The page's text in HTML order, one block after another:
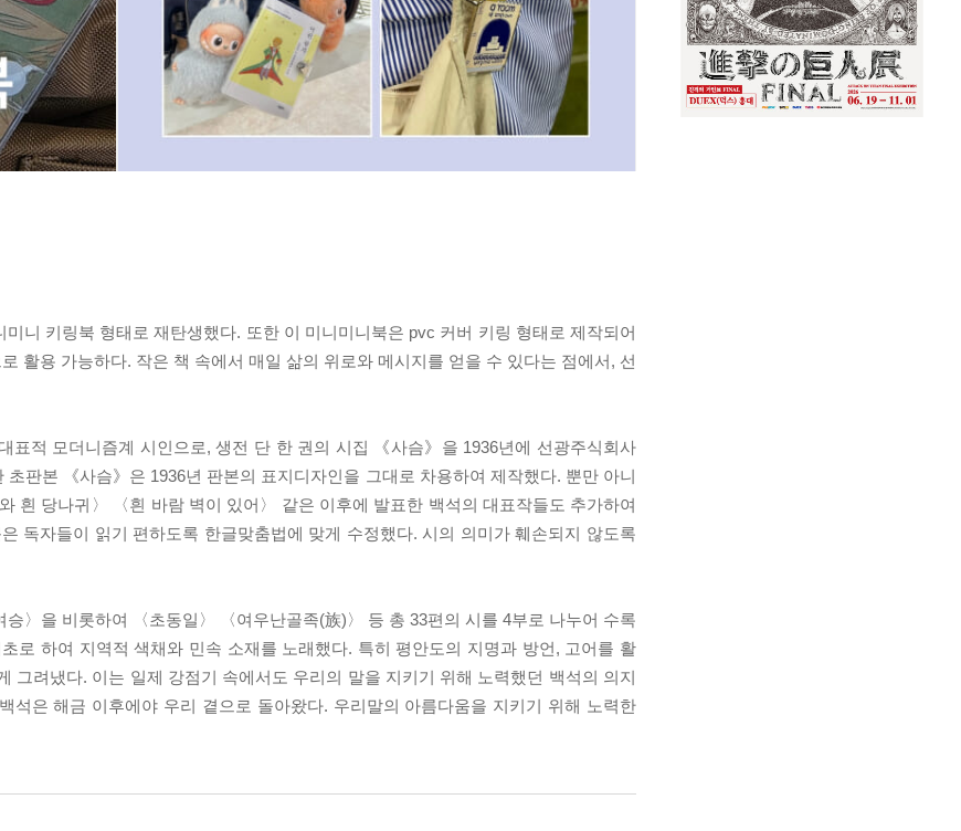
니 키링북 형태로 재탄생했다. 또한 이 미니미니북은 pvc 커버 키링 형태로 제작되어
활용 가능하다. 작은 책 속에서 매일 삶의 위로와 메시지를 얻을 수 있다는 점에서, 선
표적 모더니즘계 시인으로, 생전 단 한 권의 시집 《사슴》을 1936년에 선광주식회사
판본 《사슴》은 1936년 판본의 표지디자인을 그대로 차용하여 제작했다. 뿐만 아니
흰 당나귀〉 〈흰 바람 벽이 있어〉 같은 이후에 발표한 백석의 대표작들도 추가하여
독자들이 읽기 편하도록 한글맞춤법에 맞게 수정했다. 시의 의미가 훼손되지 않도록
〉을 비롯하여 〈초동일〉 〈여우난골족(族)〉 등 총 33편의 시를 4부로 나누어 수록
로 하여 지역적 색채와 민속 소재를 노래했다. 특히 평안도의 지명과 방언, 고어를 활
그려냈다. 이는 일제 강점기 속에서도 우리의 말을 지키기 위해 노력했던 백석의 의지
석은 해금 이후에야 우리 곁으로 돌아왔다. 우리말의 아름다움을 지키기 위해 노력한